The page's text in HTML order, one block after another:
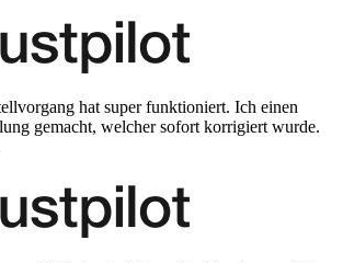
hat super funktioniert. Ich einen
gemacht, welcher sofort korrigiert wurde.